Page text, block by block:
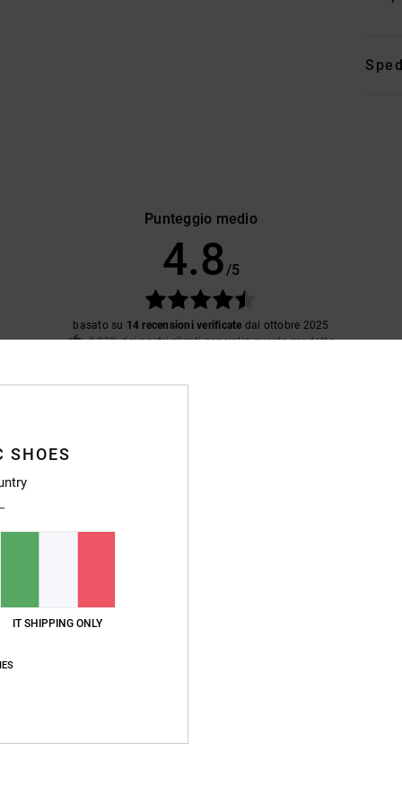
Punteggio medio
4.8 /5
basato su 14 recensioni verificate dal ottobre 2025
Il 93% dei nostri clienti consiglia questo prodotto
qualità-prezzo
prodotto
e del tessuto
qualità-prezzo
SHOES
IT SHIPPING ONLY